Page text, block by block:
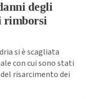
degli
rimborsi
si è scagliata
con cui sono stati
risarcimento dei